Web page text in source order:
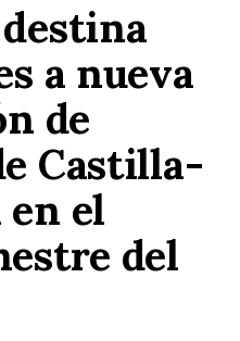
a nueva
de
Castilla-
en el
del